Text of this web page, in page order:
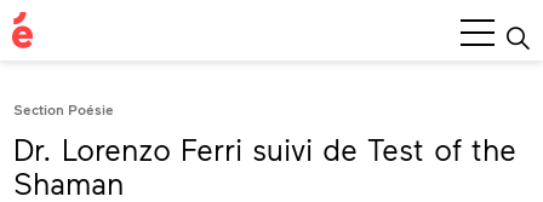
Main
Menu
Section Poésie
Dr. Lorenzo Ferri suivi de Test of the
Shaman